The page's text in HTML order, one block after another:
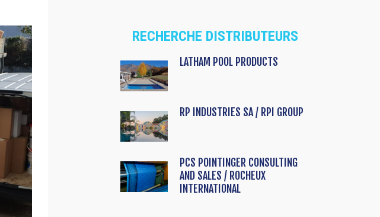
RECHERCHE DISTRIBUTEURS
LATHAM POOL PRODUCTS
RP INDUSTRIES SA / RPI GROUP
PCS POINTINGER CONSULTING
AND SALES / ROCHEUX
INTERNATIONAL